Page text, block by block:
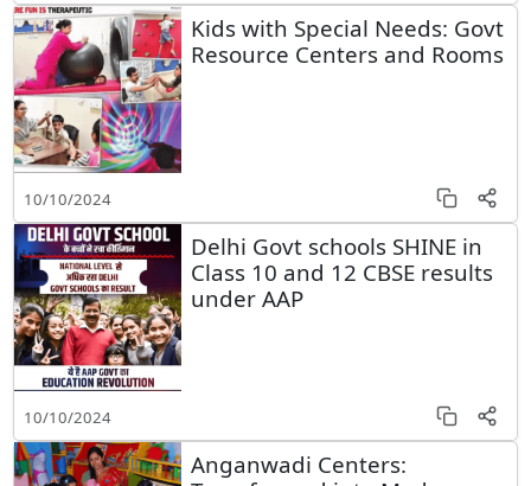
Kids with Special Needs: Govt
Resource Centers and Rooms
10/10/2024
Delhi Govt schools SHINE in
Class 10 and 12 CBSE results
under AAP
10/10/2024
Anganwadi Centers: